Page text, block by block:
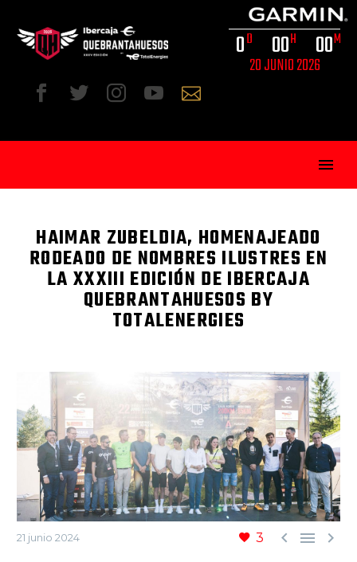
0D 00H 00M
20 JUNIO 2026
ESP
HAIMAR ZUBELDIA, HOMENAJEADO
RODEADO DE NOMBRES ILUSTRES EN
LA XXXIII EDICIÓN DE IBERCAJA
QUEBRANTAHUESOS BY
TOTALENERGIES
3   
21 junio 2024